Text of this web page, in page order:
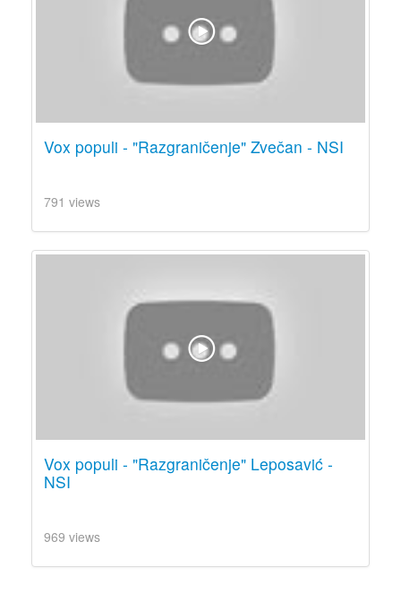
Vox populi - "Razgraničenje" Zvečan - NSI
791 views
Vox populi - "Razgraničenje" Leposavić -
NSI
969 views